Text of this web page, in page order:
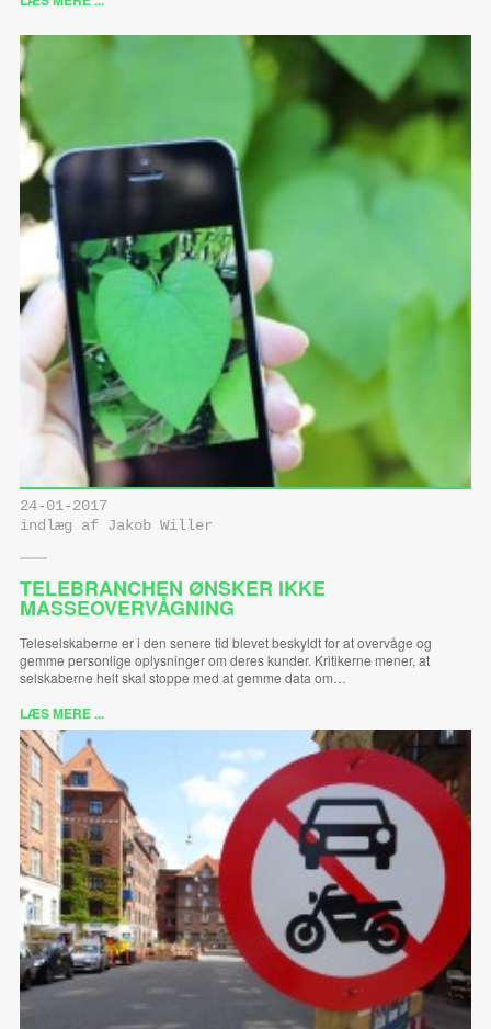
24-01-2017
indlæg af Jakob Willer
TELEBRANCHEN ØNSKER IKKE
MASSEOVERVÅGNING
Teleselskaberne er i den senere tid blevet beskyldt for at overvåge og
gemme personlige oplysninger om deres kunder. Kritikerne mener, at
selskaberne helt skal stoppe med at gemme data om…
LÆS MERE ...